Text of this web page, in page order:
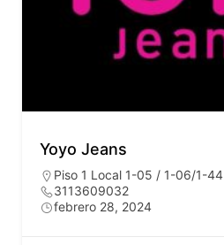
Yoyo Jeans
Piso 1 Local 1-05 / 1-06/1-44
3113609032
febrero 28, 2024